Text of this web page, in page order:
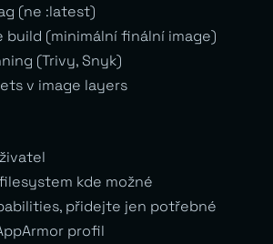
(ne :latest)
(minimální finální image)
(Trivy, Snyk)
v image layers
kde možné
přidejte jen potřebné
profil